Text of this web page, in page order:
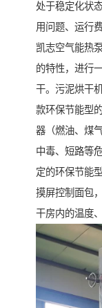
处于稳定化状
用问题、运行
凯志空气能热
的特性，进行
干。污泥烘干
款环保节能型
器（燃油、煤
中毒、短路等
定的环保节能
摸屏控制面包
干房内的温度